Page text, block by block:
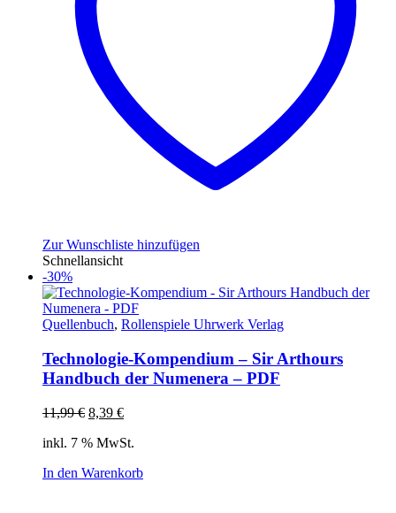
Zur Wunschliste hinzufügen
Schnellansicht
-30%
Quellenbuch, Rollenspiele Uhrwerk Verlag
Technologie-Kompendium – Sir Arthours
Handbuch der Numenera – PDF
11,99€ Ursprünglicher
war:
8,39 €Aktueller
ist:
inkl. 7 % MwSt.
In den Warenkorb